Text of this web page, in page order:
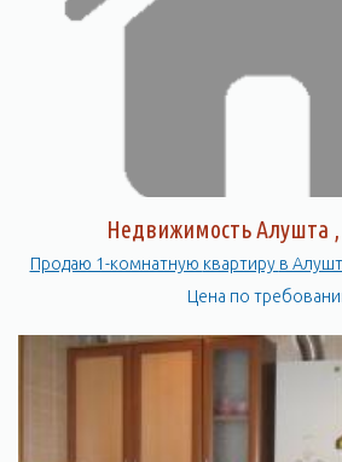
Недвижимость Алушта
Продаю 1-
Цена по